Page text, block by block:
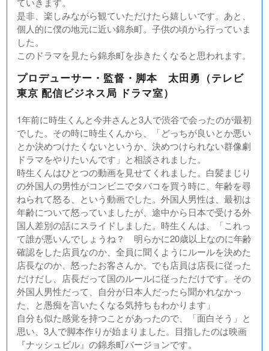
是非、楽しみながら観ていただけたら嬉しいです。あと、
個人的に僕の地元に近い錦糸町。子供の頃から行っていま
した。
このドラマを見たら錦糸町を歩きたくなると思われます。
プロデューサー・監督・脚本 太田勇（テレビ
東京 配信ビジネス局 ドラマ室）
1年前に時生くんと今井さんと3人で渋谷で会ったのが最初
でした。その時に時生くんから、「どっちが良いとか悪い
とか決めつけたくないというか、決めつけられない群像劇
ドラマをやりたいんです」と相談されました。
時生くんはひとつの動画を見せてくれました。白髪まじり
の外国人の男性がコンビニでタバコを買う時に、年齢を尋
ねられて怒る、という動画でした。外国人男性は、最初は
年齢について怒っていましたが、途中から日本で受ける外
国人差別の話にスライドしました。時生くんは、「これっ
て誰が悪いんでしょうね？ 明らかに20歳以上なのに年齢
確認をした店員なのか、全員に聞くようにルールを決めた
店長なのか、怒ったお客さんか。でも店員は店長に従った
だけだし、店長だって国のルールに従っただけです。その
外国人男性だって、自分が日本人だったら聞かれなかっ
た、と愚痴を言いたくなる気持ちもわかります」
自分も似た感覚を持つことがあったので、「面白そう」と
思い、3人で脚本作りが始まりました。目指したのは映画
『ナッシュビル』の錦糸町バージョンです。